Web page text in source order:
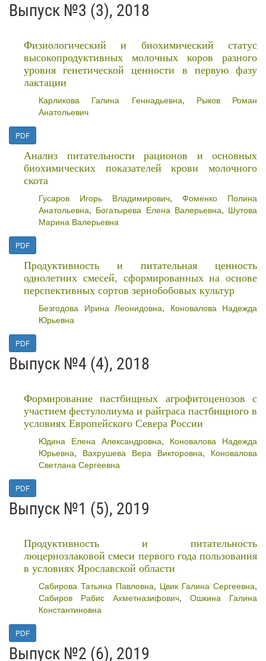
Выпуск №3 (3), 2018
Физиологический и биохимический статус
высокопродуктивных молочных коров разного
уровня генетической ценности в первую фазу
лактации
Карликова Галина Геннадьевна, Рыков Роман
Анатольевич
PDF
Анализ питательности рационов и основных
биохимических показателей крови молочного
скота
Гусаров Игорь Владимирович, Фоменко Полина
Анатольевна, Богатырева Елена Валерьевна, Шутова
Марина Валерьевна
PDF
Продуктивность и питательная ценность
однолетних смесей, сформированных на основе
перспективных сортов зернобобовых культур
Безгодова Ирина Леонидовна, Коновалова Надежда
Юрьевна
PDF
Выпуск №4 (4), 2018
Формирование пастбищных агрофитоценозов с
участием фестулолиума и райграса пастбищного в
условиях Европейского Севера России
Юдина Елена Александровна, Коновалова Надежда
Юрьевна, Вахрушева Вера Викторовна, Коновалова
Светлана Сергеевна
PDF
Выпуск №1 (5), 2019
Продуктивность и питательность
люцернозлаковой смеси первого года пользования
в условиях Ярославской области
Сабирова Татьяна Павловна, Цвик Галина Сергеевна,
Сабиров Рабис Ахметназифович, Ошкина Галина
Константиновна
PDF
Выпуск №2 (6), 2019